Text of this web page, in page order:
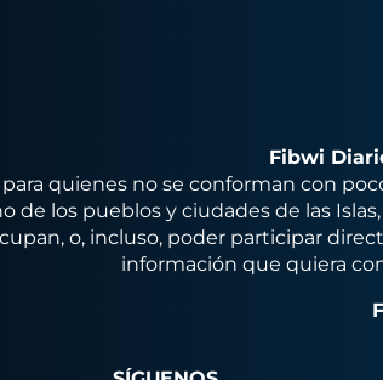
Fibwi
quienes no se conforman con
de los pueblos y ciudades de las
o, incluso, poder participar
información que quiera